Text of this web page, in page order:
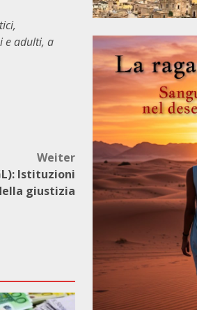
e adulti, a
Weiter
Istituzioni
giustizia